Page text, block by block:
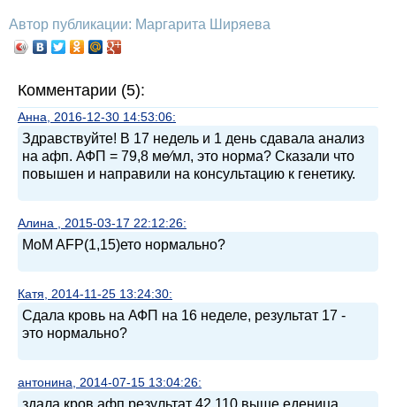
Автор публикации: Маргарита Ширяева
Комментарии (5):
Анна, 2016-12-30 14:53:06:
Здравствуйте! В 17 недель и 1 день сдавала анализ
на афп. АФП = 79,8 ме⁄мл, это норма? Сказали что
повышен и направили на консультацию к генетику.
Алина , 2015-03-17 22:12:26:
MoM AFP(1,15)ето нормально?
Катя, 2014-11-25 13:24:30:
Сдала кровь на АФП на 16 неделе, результат 17 -
это нормально?
антонина, 2014-07-15 13:04:26: